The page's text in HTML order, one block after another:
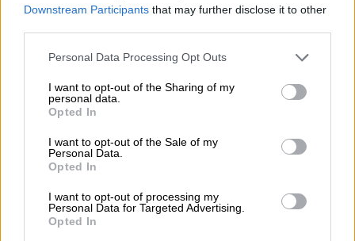
Downstream Participants that may further disclose it to other
Please note that this website/app uses one or more Google
not limited to your visit or usage behaviour. You may click to
grant or deny consent to Google and its third-party tags to
use your data for below specified purposes in below Google
consent section.
Personal Data Processing Opt Outs
I want to opt-out of the Sharing of my
personal data.
Opted In
I want to opt-out of the Sale of my
Personal Data.
Opted In
I want to opt-out of processing my
Personal Data for Targeted Advertising.
Opted In
Από την πλευρά του το υπουργείο Ψηφιακής
σημαντική πρόοδος και στο ζήτημα των
χρεώσεων με
τηλεφωνίας, το οποίο κυμαινόταν από 12%
έως 20% σε 0 για τους συνδρομητές κάτω
των 30 ετών και οριζόντια σε 10% για όλους
τους υπόλοιπους, όπως επεσήμανε ο
υπουργόςΚυριάκος Πιερρακάκης
. Ο ίδιος